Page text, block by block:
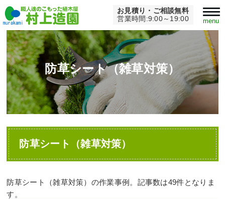
お見積り・ご相談無料
営業時間:9:00～19:00
menu
Home > 防草シート（雑草対策）
防草シート（雑草対策）
防草シート（雑草対策）
防草シート（雑草対策）の作業事例。記事数は49件となりま
す。